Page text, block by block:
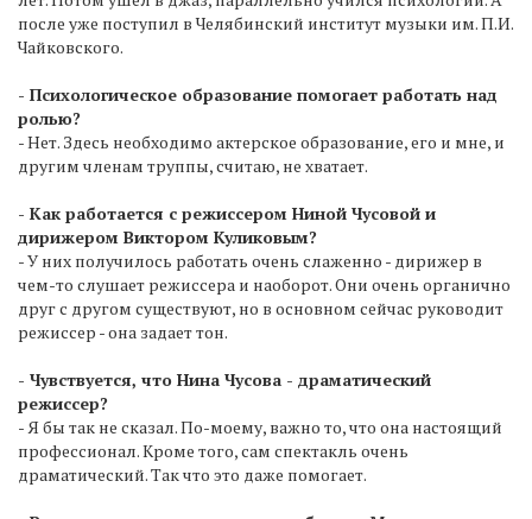
после уже поступил в Челябинский институт музыки им. П.И.
Чайковского.
- Психологическое образование помогает работать над
ролью?
- Нет. Здесь необходимо актерское образование, его и мне, и
другим членам труппы, считаю, не хватает.
- Как работается с режиссером Ниной Чусовой и
дирижером Виктором Куликовым?
- У них получилось работать очень слаженно - дирижер в
чем-то слушает режиссера и наоборот. Они очень органично
друг с другом существуют, но в основном сейчас руководит
режиссер - она задает тон.
- Чувствуется, что Нина Чусова - драматический
режиссер?
- Я бы так не сказал. По-моему, важно то, что она настоящий
профессионал. Кроме того, сам спектакль очень
драматический. Так что это даже помогает.